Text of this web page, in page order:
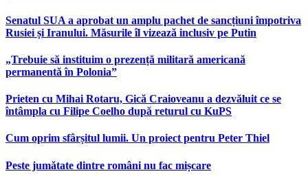
Senatul SUA a aprobat un amplu pachet de sancțiuni împotriva
Rusiei și Iranului. Măsurile îl vizează inclusiv pe Putin
„Trebuie să instituim o prezență militară americană
permanentă în Polonia”
Prieten cu Mihai Rotaru, Gică Craioveanu a dezvăluit ce se
întâmpla cu Filipe Coelho după returul cu KuPS
Cum oprim sfârșitul lumii. Un proiect pentru Peter Thiel
Peste jumătate dintre români nu fac mișcare